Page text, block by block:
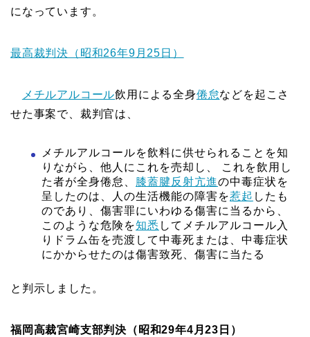
になっています。
最高裁判決（昭和26年9月25日）
メチルアルコール飲用による全身倦怠などを起こさ
せた事案で、裁判官は、
メチルアルコールを飲料に供せられることを知
りながら、他人にこれを売却し、 これを飲用し
た者が全身倦怠、 膝蓋腱反射亢進の中毒症状を
呈したのは、人の生活機能の障害を惹起 したも
のであり、傷害罪にいわゆる傷害に当るから、
このような危険を知悉 してメチルアルコール入
りドラム缶を売渡して中毒死または、中毒症状
にかからせたのは傷害致死、傷害に当たる
と判示しました。
福岡高裁宮崎支部判決（昭和29年4月23日）